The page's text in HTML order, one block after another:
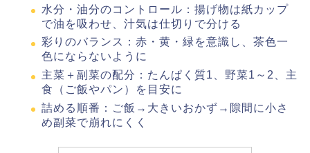
水分・油分のコントロール：揚げ物は紙カップ
で油を吸わせ、汁気は仕切りで分ける
彩りのバランス：赤・黄・緑を意識し、茶色一
色にならないように
主菜＋副菜の配分：たんぱく質1、野菜1～2、主
食（ご飯やパン）を目安に
詰める順番：ご飯→大きいおかず→隙間に小さ
め副菜で崩れにくく